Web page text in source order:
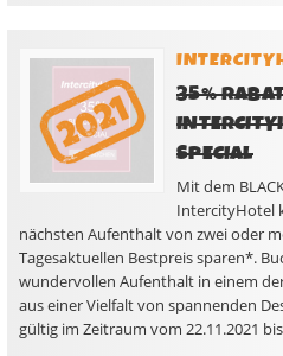
35%
SPECIAL
Mit dem
IntercityHotel
nächsten Aufenthalt von zwei oder
Tagesaktuellen Bestpreis sparen*.
wundervollen Aufenthalt in einem
aus einer Vielfalt von spannenden
gültig im Zeitraum vom 22.11.2021